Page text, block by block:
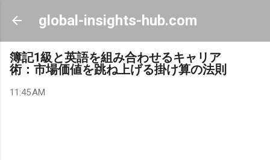
Skip to main content
global-insights-hub.com
簿記1級と英語を組み合わせるキャリア
術：市場価値を跳ね上げる掛け算の法則
11:45 AM